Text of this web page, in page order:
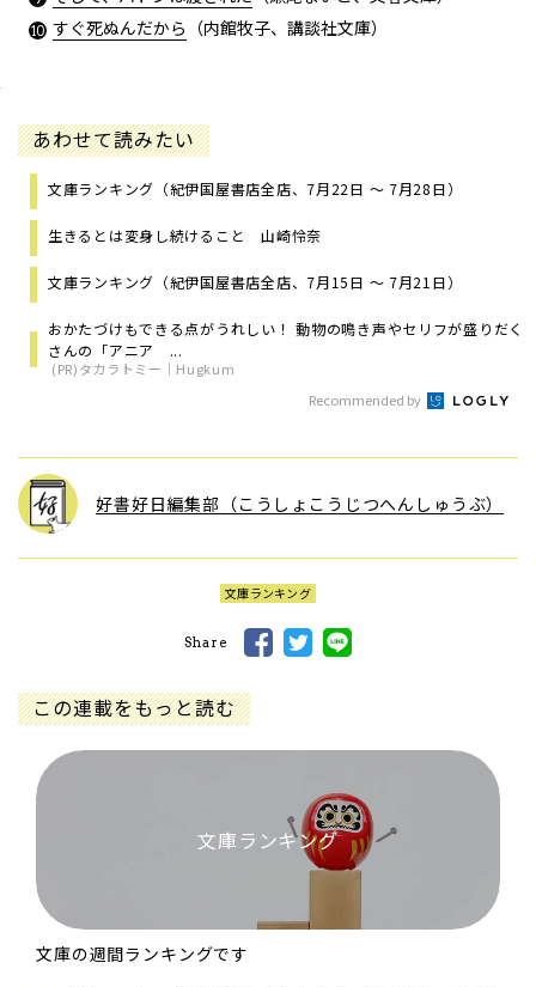
すぐ死ぬんだから （内館牧子、講談社文庫）
あわせて読みたい
文庫ランキング（紀伊国屋書店全店、7月22日 ～ 7月28日）
生きるとは変身し続けること 山崎怜奈
文庫ランキング（紀伊国屋書店全店、7月15日 ～ 7月21日）
おかたづけもできる点がうれしい！ 動物の鳴き声やセリフが盛りだく
さんの「アニア ...
(PR)タカラトミー｜Hugkum
Recommended by
好書好日編集部（こうしょこうじつへんしゅうぶ）
文庫ランキング
Share
この連載をもっと読む
文庫ランキング
文庫の週間ランキングです